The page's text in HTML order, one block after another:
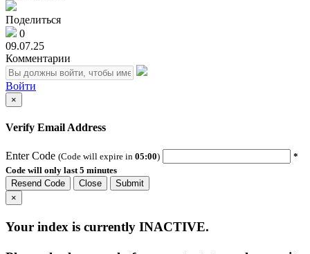
Поделиться
0
09.07.25
Комментарии
Войти
×
Verify Email Address
Enter Code (Code will expire in 05:00)
*
Code will only last 5 minutes
Resend Code
Close
Submit
×
Your index is currently INACTIVE.